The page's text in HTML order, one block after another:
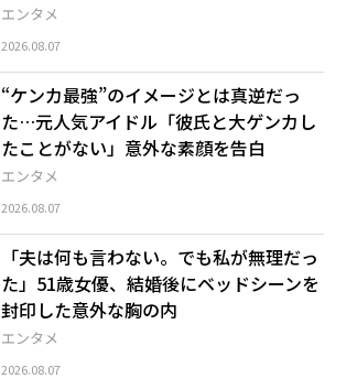
エンタメ
2026.08.07
エンタメ
“ケンカ最強”のイメージとは真逆だっ
た…元人気アイドル「彼氏と大ゲンカし
たことがない」意外な素顔を告白
2026.08.07
エンタメ
「夫は何も言わない。でも私が無理だっ
た」51歳女優、結婚後にベッドシーンを
封印した意外な胸の内
2026.08.07